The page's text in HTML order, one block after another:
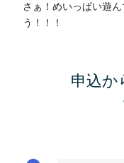
さぁ！めいっぱい遊
う！！！
申込か